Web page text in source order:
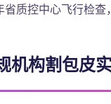
质控中心飞行检
机构割包皮